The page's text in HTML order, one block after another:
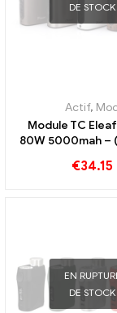
DE STOCK
Actif,
Module TC
80W 5000mah –
Puissance) E-
€34.15
EN
DE STOCK